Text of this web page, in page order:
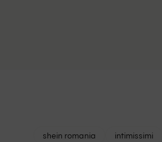
shein romania intimissimi